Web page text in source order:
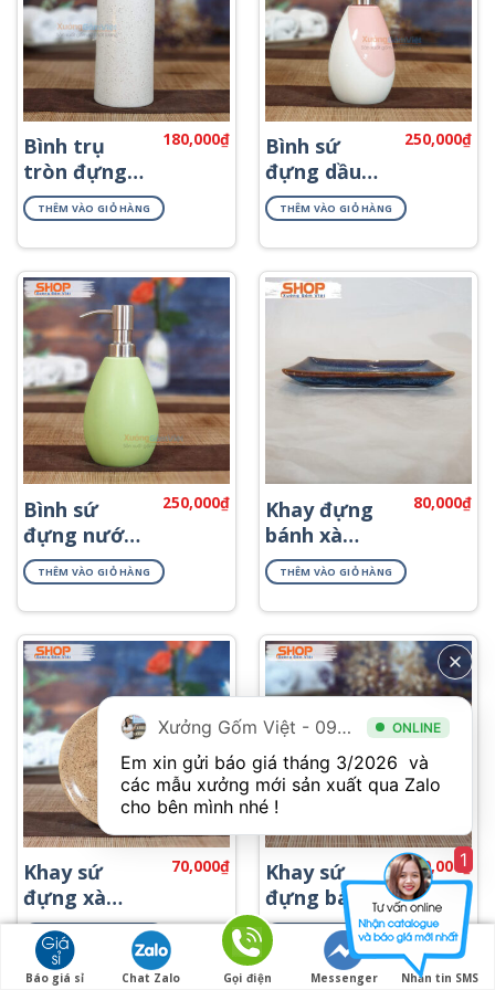
Bình trụ
tròn đựng
dầu gội
PKNT-33
180,000₫
THÊM VÀO GIỎ HÀNG
Bình sứ
đựng dầu
gội sữa tắm
PKNT-14
250,000₫
THÊM VÀO GIỎ HÀNG
Bình sứ
đựng nước
rửa tay
PKNT-19
250,000₫
THÊM VÀO GIỎ HÀNG
Khay đựng
bánh xà
phòng cao
cấp PKNT-65
80,000₫
THÊM VÀO GIỎ HÀNG
Khay sứ
đựng xà
bông tắm
PKNT-28
70,000₫
THÊM VÀO GIỎ HÀNG
Khay sứ
đựng bánh
xà phòng
PKNT-22
40,000 ₫
THÊM VÀO GIỎ HÀNG
Báo giá sỉ Chat Zalo Gọi điện Messenger Nhắn tin SMS
Xưởng Gốm Việt - 094.1900.823 ONLINE
Em xin gửi báo giá tháng 3/2026  và
các mẫu xưởng mới sản xuất qua Zalo
cho bên mình nhé !
1